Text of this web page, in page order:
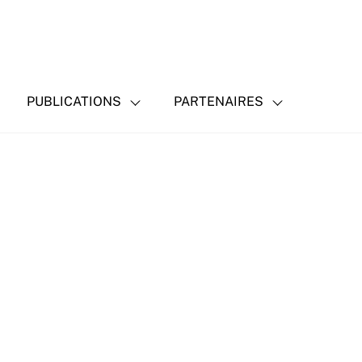
PUBLICATIONS PARTENAIRES